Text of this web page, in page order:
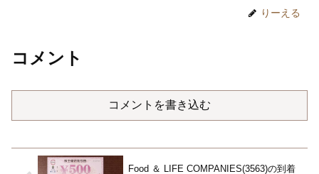
りーえる
コメント
コメントを書き込む
Food ＆ LIFE COMPANIES(3563)の到着